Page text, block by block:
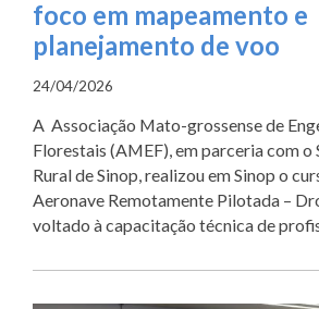
foco em mapeamento e
planejamento de voo
24/04/2026
A Associação Mato-grossense de
Florestais (AMEF), em parceria com o
Rural de Sinop, realizou em Sinop o
Aeronave Remotamente Pilotada –
voltado à capacitação técnica de